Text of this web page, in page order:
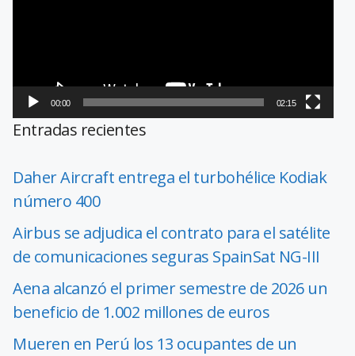
00:00 02:15
Entradas recientes
Daher Aircraft entrega el turbohélice Kodiak
número 400
Airbus se adjudica el contrato para el satélite
de comunicaciones seguras SpainSat NG-III
Aena alcanzó el primer semestre de 2026 un
beneficio de 1.002 millones de euros
Mueren en Perú los 13 ocupantes de un